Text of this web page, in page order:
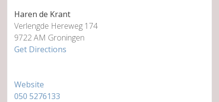
Haren de Krant
Verlengde Hereweg 174
9722 AM Groningen
Get Directions
Website
050 5276133